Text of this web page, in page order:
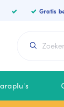
Gratis